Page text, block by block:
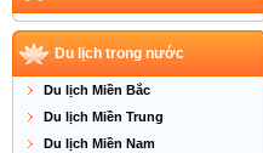
Du lịch trong nước
Du lịch Miền Bắc
Du lịch Miền Trung
Du lịch Miền Nam